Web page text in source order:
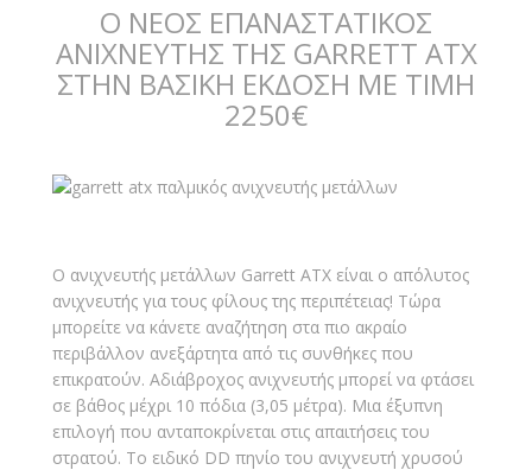
Ο ΝΕΟΣ ΕΠΑΝΑΣΤΑΤΙΚΟΣ
ΑΝΙΧΝΕΥΤΗΣ ΤΗΣ GARRETT ATX
ΣΤΗΝ ΒΑΣΙΚΗ ΕΚΔΟΣΗ ΜΕ ΤΙΜΗ
2250€
Ο ανιχνευτής μετάλλων Garrett ATX είναι ο απόλυτος
ανιχνευτής για τους φίλους της περιπέτειας! Τώρα
μπορείτε να κάνετε αναζήτηση στα πιο ακραίο
περιβάλλον ανεξάρτητα από τις συνθήκες που
επικρατούν. Αδιάβροχος ανιχνευτής μπορεί να φτάσει
σε βάθος μέχρι 10 πόδια (3,05 μέτρα). Μια έξυπνη
επιλογή που ανταποκρίνεται στις απαιτήσεις του
στρατού. Το ειδικό DD πηνίο του ανιχνευτή χρυσού